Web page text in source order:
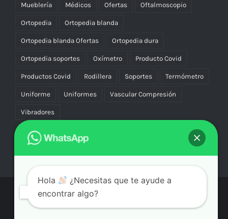
Mueblería Médicos Ofertas Oftalmoscopio
Ortopedia Ortopedia blanda
Ortopedia blanda Ofertas Ortopedia dura
Ortopedia soportes Oxímetro Producto Covid
Productos Covid Rodillera Soportes Termómetro
Uniforme Uniformes Vascular Compresión
Vibradores
© Copyright
Hola
¿Necesitas que te ayude a
encontrar algo?